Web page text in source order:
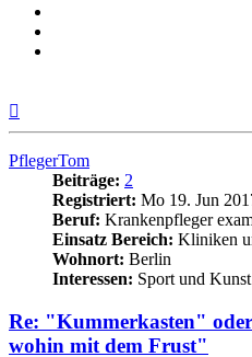
PflegerTom
Beiträge: 2
Registriert: Mo 19. Jun
Beruf: Krankenpfleger
Einsatz Bereich: Kliniken
Wohnort: Berlin
Interessen: Sport und Kunst
Re: "Kummerkasten"
wohin mit dem Frust"